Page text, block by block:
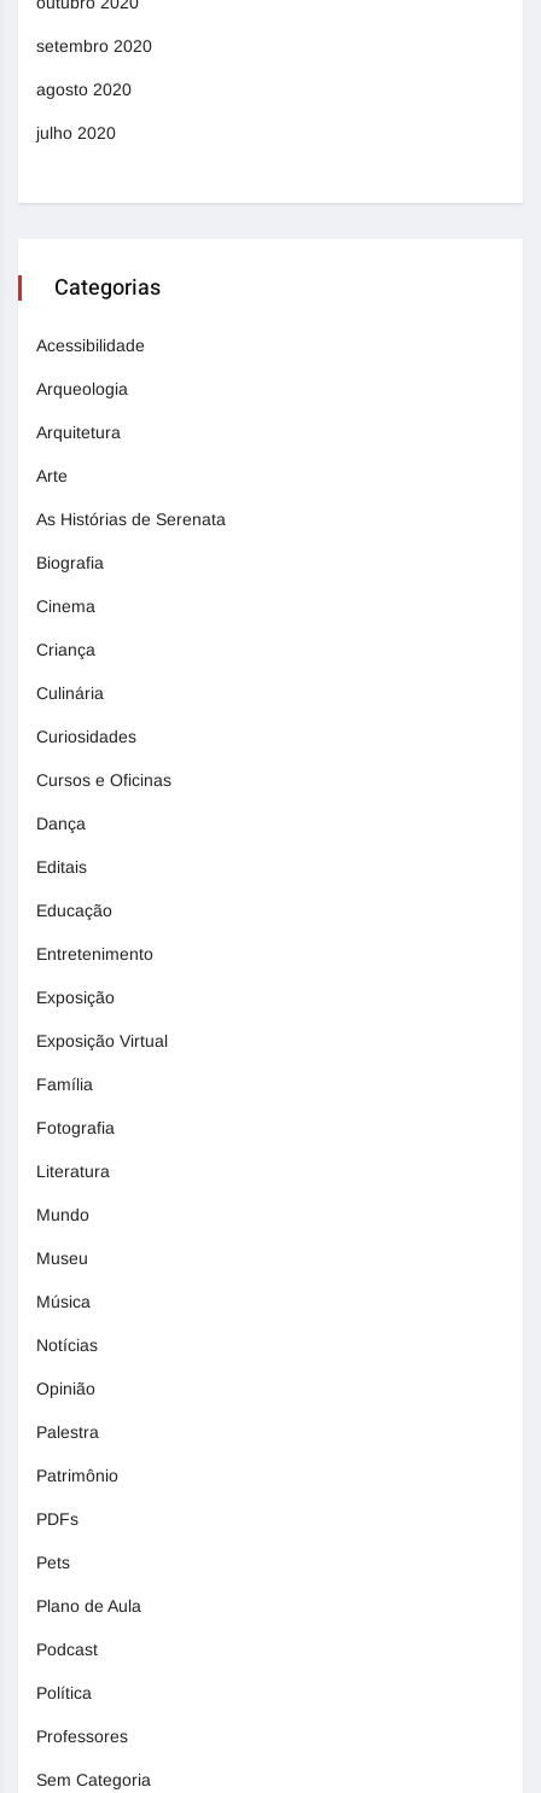
setembro 2020
agosto 2020
julho 2020
Categorias
Acessibilidade
Arqueologia
Arquitetura
Arte
As Histórias de Serenata
Biografia
Cinema
Criança
Culinária
Curiosidades
Cursos e Oficinas
Dança
Editais
Educação
Entretenimento
Exposição
Exposição Virtual
Família
Fotografia
Literatura
Mundo
Museu
Música
Notícias
Opinião
Palestra
Patrimônio
PDFs
Pets
Plano de Aula
Podcast
Política
Professores
Sem Categoria